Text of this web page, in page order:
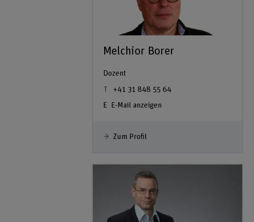
Melchior Borer
Dozent
+41 31 848 55 64
E-Mail anzeigen
Zum Profil